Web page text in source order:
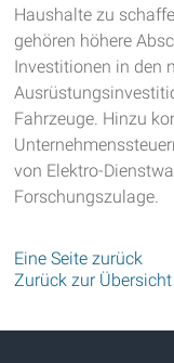
Haushalte zu
gehören höhere
Investitionen in den
Fahrzeuge. Hinzu
von Elektro-
Forschungszulage.
Eine Seite zurück
Zurück zur Übersicht